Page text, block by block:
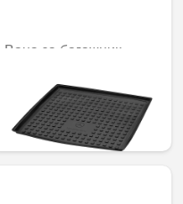
Вана за багажник,
144,00 € /
281,64 лв.